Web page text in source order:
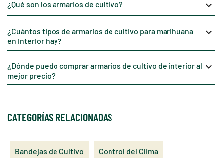
¿Qué son los armarios de cultivo? keyboard_arrow_down
¿Cuántos tipos de armarios de cultivo para marihuana
en interior hay?
keyboard_arrow_down
¿Dónde puedo comprar armarios de cultivo de interior al
mejor precio?
keyboard_arrow_down
CATEGORÍAS RELACIONADAS
Bandejas de Cultivo Control del Clima